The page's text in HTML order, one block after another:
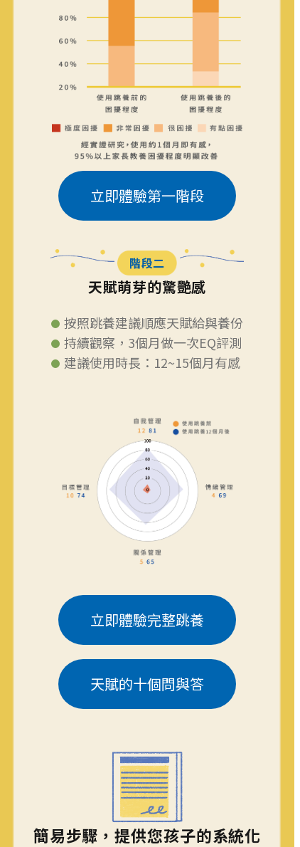
立即體驗第一階段
階段二
天賦萌芽的驚艷感
按照跳養建議順應天賦給與養份
持續觀察，3個月做一次EQ評測
建議使用時長：12~15個月有感
立即體驗完整跳養
天賦的十個問與答
簡易步驟，提供您孩子的系統化